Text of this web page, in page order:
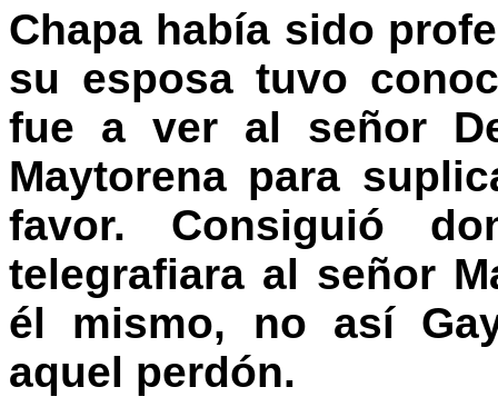
Chapa había sido
su esposa tuvo
fue a ver al señor
Maytorena para
favor. Consiguió
telegrafiara al señor
él mismo, no así
aquel perdón.